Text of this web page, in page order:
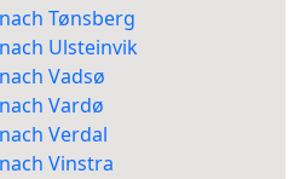
Tønsberg
Ulsteinvik
Vadsø
Vardø
Verdal
Vinstra